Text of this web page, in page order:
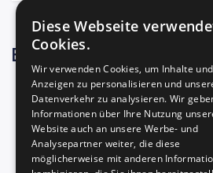
Es sind zur Zeit keine Kurse
Zum
Diese Webseite
Cookies.
Wir verwenden Cookies, um Inhalte und
Anzeigen zu personalisieren und
Datenverkehr zu analysieren. Wir
Informationen über Ihre Nutzung
Website auch an unsere Werbe- und
Analysepartner weiter, die diese
möglicherweise mit anderen